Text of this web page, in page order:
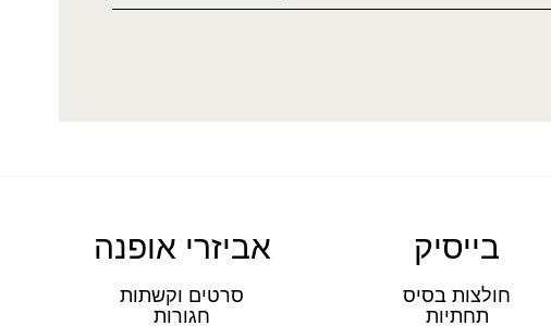
בייסיק
חולצות בסיס
תחתיות
אביזרי אופנה
סרטים וקשתות
חגורות